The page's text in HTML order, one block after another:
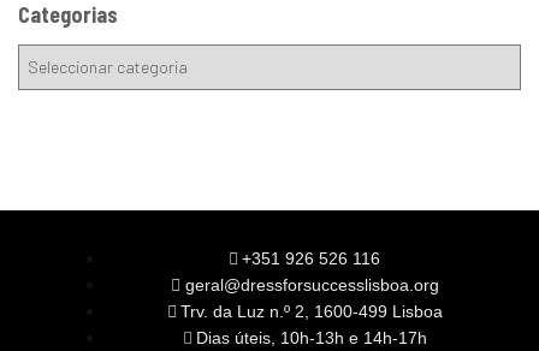
Categorias
+351 926 526 116
geral@dressforsuccesslisboa.org
Trv. da Luz n.º 2, 1600-499 Lisboa
Dias úteis, 10h-13h e 14h-17h